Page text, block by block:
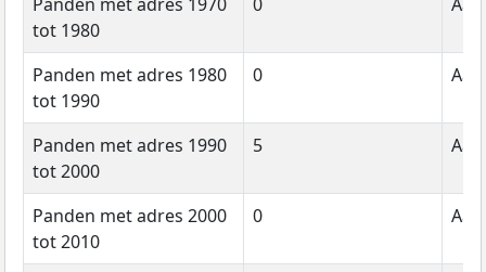
tot 1980
Panden met adres 1980
tot 1990
0
Panden met adres 1990
tot 2000
5
Panden met adres 2000
tot 2010
0